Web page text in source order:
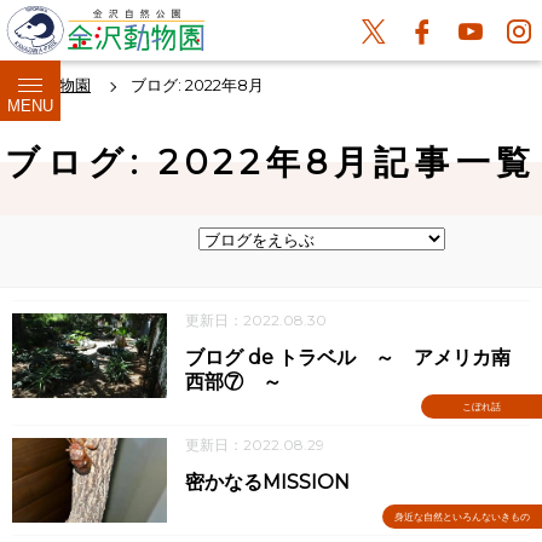
MENU
金沢動物園 ブログ: 2022年8月
ブログ: 2022年8月記事一覧
更新日：2022.08.30
こぼれ話
ブログ de トラベル ～ アメリカ南
西部⑦ ～
更新日：2022.08.29
身近な自然といろんないきもの
密かなるMISSION